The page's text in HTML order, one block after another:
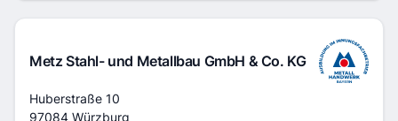
Metz Stahl- und Metallbau GmbH & Co. KG
Adresse
Huberstraße 10
97084 Würzburg